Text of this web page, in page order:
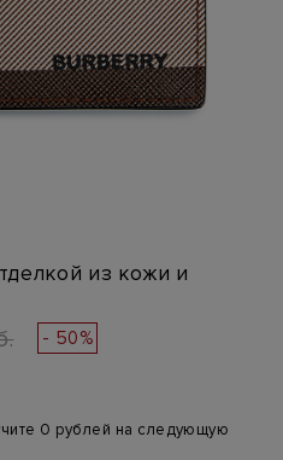
из кожи и
- 50%
0 рублей на следующую